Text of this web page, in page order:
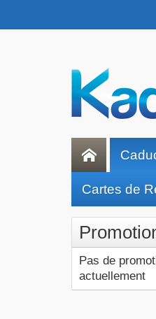
Cartes de
Pas de
actuellement